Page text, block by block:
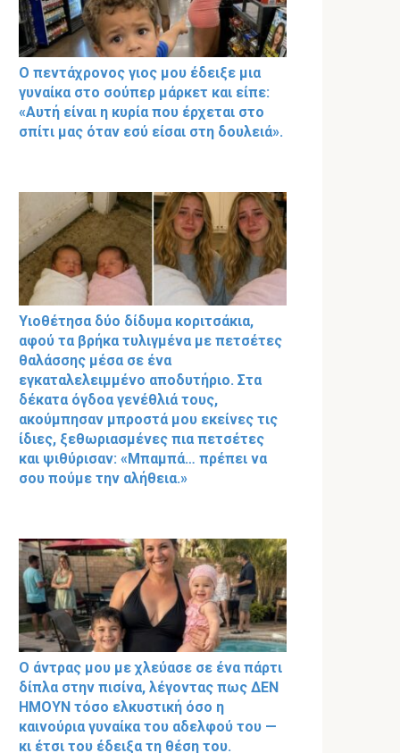
Ο πεντάχρονος γιος μου έδειξε μια
γυναίκα στο σούπερ μάρκετ και είπε:
«Αυτή είναι η κυρία που έρχεται στο
σπίτι μας όταν εσύ είσαι στη δουλειά».
Υιοθέτησα δύο δίδυμα κοριτσάκια,
αφού τα βρήκα τυλιγμένα με πετσέτες
θαλάσσης μέσα σε ένα
εγκαταλελειμμένο αποδυτήριο. Στα
δέκατα όγδοα γενέθλιά τους,
ακούμπησαν μπροστά μου εκείνες τις
ίδιες, ξεθωριασμένες πια πετσέτες
και ψιθύρισαν: «Μπαμπά… πρέπει να
σου πούμε την αλήθεια.»
Ο άντρας μου με χλεύασε σε ένα πάρτι
δίπλα στην πισίνα, λέγοντας πως ΔΕΝ
ΗΜΟΥΝ τόσο ελκυστική όσο η
καινούρια γυναίκα του αδελφού του —
κι έτσι του έδειξα τη θέση του.